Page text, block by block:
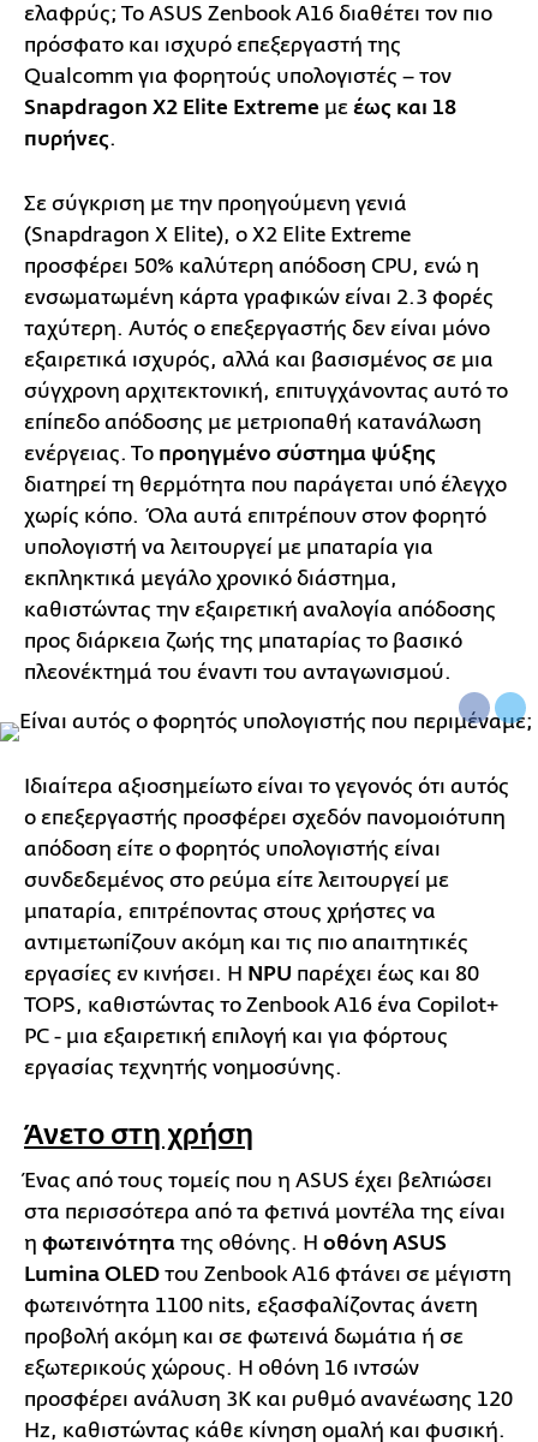
ελαφρύς; Το ASUS Zenbook A16 διαθέτει τον πιο
πρόσφατο και ισχυρό επεξεργαστή της
Qualcomm για φορητούς υπολογιστές – τον
Snapdragon X2 Elite Extreme με έως και 18
πυρήνες.
Σε σύγκριση με την προηγούμενη γενιά
(Snapdragon X Elite), ο X2 Elite Extreme
προσφέρει 50% καλύτερη απόδοση CPU, ενώ η
ενσωματωμένη κάρτα γραφικών είναι 2.3 φορές
ταχύτερη. Αυτός ο επεξεργαστής δεν είναι μόνο
εξαιρετικά ισχυρός, αλλά και βασισμένος σε μια
σύγχρονη αρχιτεκτονική, επιτυγχάνοντας αυτό το
επίπεδο απόδοσης με μετριοπαθή κατανάλωση
ενέργειας. Το προηγμένο σύστημα ψύξης
διατηρεί τη θερμότητα που παράγεται υπό έλεγχο
χωρίς κόπο. Όλα αυτά επιτρέπουν στον φορητό
υπολογιστή να λειτουργεί με μπαταρία για
εκπληκτικά μεγάλο χρονικό διάστημα,
καθιστώντας την εξαιρετική αναλογία απόδοσης
προς διάρκεια ζωής της μπαταρίας το βασικό
πλεονέκτημά του έναντι του ανταγωνισμού.
Ιδιαίτερα αξιοσημείωτο είναι το γεγονός ότι αυτός
ο επεξεργαστής προσφέρει σχεδόν πανομοιότυπη
απόδοση είτε ο φορητός υπολογιστής είναι
συνδεδεμένος στο ρεύμα είτε λειτουργεί με
μπαταρία, επιτρέποντας στους χρήστες να
αντιμετωπίζουν ακόμη και τις πιο απαιτητικές
εργασίες εν κινήσει. Η NPU παρέχει έως και 80
TOPS, καθιστώντας το Zenbook A16 ένα Copilot+
PC - μια εξαιρετική επιλογή και για φόρτους
εργασίας τεχνητής νοημοσύνης.
Άνετο στη χρήση
Ένας από τους τομείς που η ASUS έχει βελτιώσει
στα περισσότερα από τα φετινά μοντέλα της είναι
η φωτεινότητα της οθόνης. Η οθόνη ASUS
Lumina OLED του Zenbook A16 φτάνει σε μέγιστη
φωτεινότητα 1100 nits, εξασφαλίζοντας άνετη
προβολή ακόμη και σε φωτεινά δωμάτια ή σε
εξωτερικούς χώρους. Η οθόνη 16 ιντσών
προσφέρει ανάλυση 3K και ρυθμό ανανέωσης 120
Hz, καθιστώντας κάθε κίνηση ομαλή και φυσική.